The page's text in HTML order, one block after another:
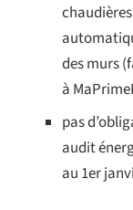
des murs
à
pas
audit
au 1er